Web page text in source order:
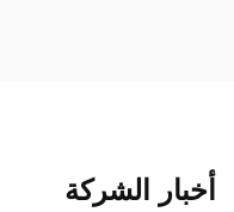
أخبار الشركة